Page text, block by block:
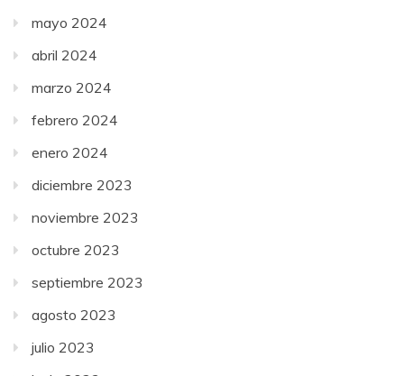
mayo 2024
abril 2024
marzo 2024
febrero 2024
enero 2024
diciembre 2023
noviembre 2023
octubre 2023
septiembre 2023
agosto 2023
julio 2023